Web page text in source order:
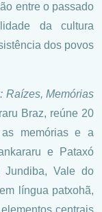
entre o passado
da cultura
dos povos
Raízes, Memórias
Braz, reúne 20
memórias e a
e Pataxó
Jundiba, Vale do
língua patxohã,
centrais